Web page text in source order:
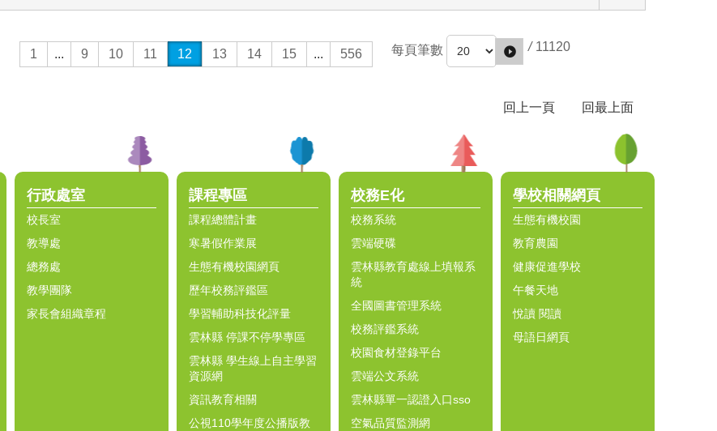
1 ... 9 10 11 12 13 14 15 ... 556 每頁筆數 / 11120
回上一頁 回最上面
行政處室
校長室
教導處
總務處
教學團隊
家長會組織章程
課程專區
課程總體計畫
寒暑假作業展
生態有機校園網頁
歷年校務評鑑區
學習輔助科技化評量
雲林縣 停課不停學專區
雲林縣 學生線上自主學習
資源網
資訊教育相關
公視110學年度公播版教
校務E化
校務系統
雲端硬碟
雲林縣教育處線上填報系
統
全國圖書管理系統
校務評鑑系統
校園食材登錄平台
雲端公文系統
雲林縣單一認證入口sso
空氣品質監測網
學校相關網頁
生態有機校園
教育農園
健康促進學校
午餐天地
悅讀 閱讀
母語日網頁